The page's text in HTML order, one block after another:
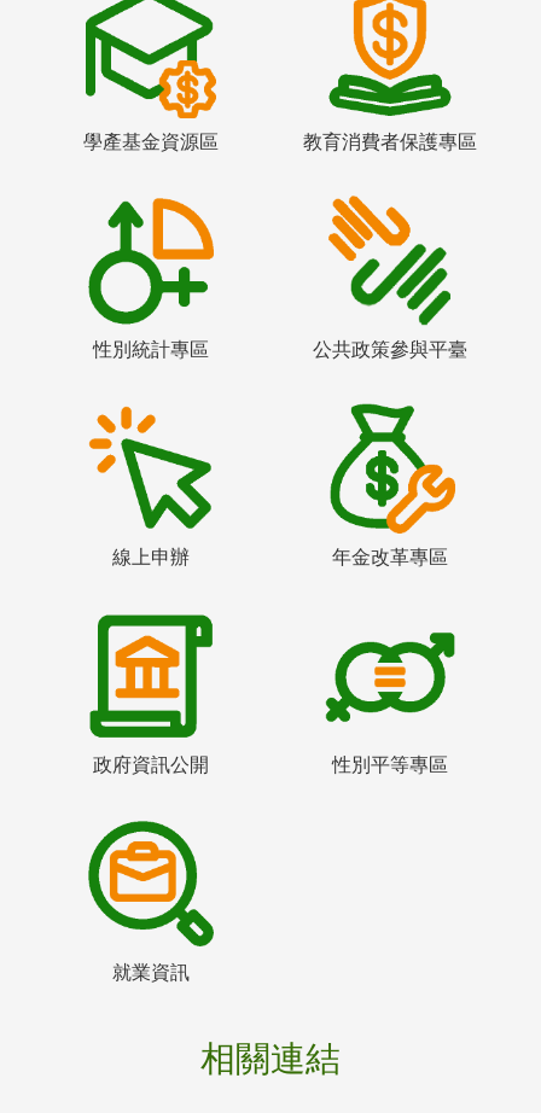
學產基金資源區 教育消費者保護專區
性別統計專區 公共政策參與平臺
線上申辦 年金改革專區
政府資訊公開 性別平等專區
就業資訊
相關連結